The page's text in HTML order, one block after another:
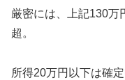
厳密には、上記130万
超。
所得20万円以下は確